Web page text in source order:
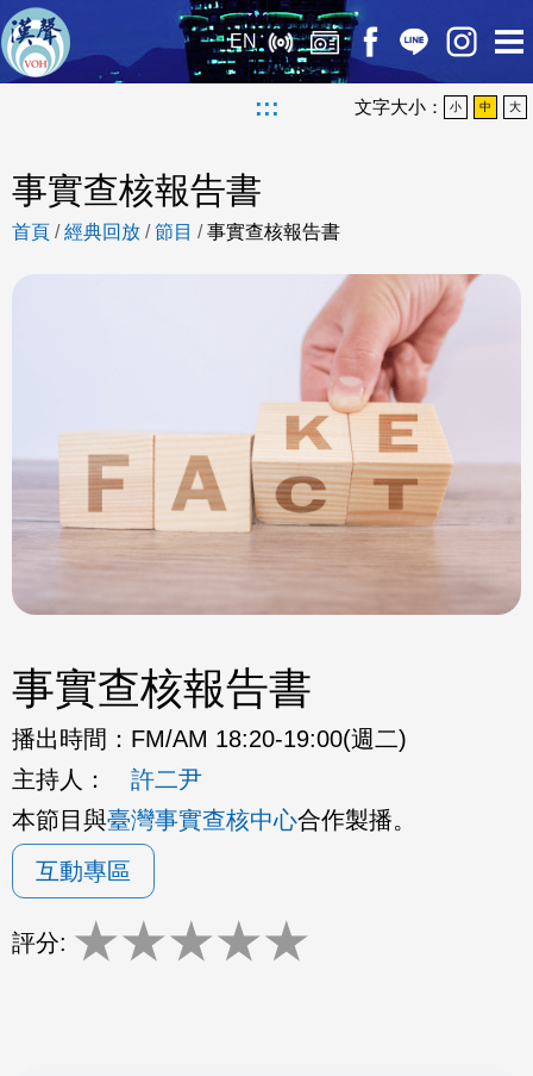
EN
::: 文字大小： 小 中 大
事實查核報告書
首頁 /經典回放 /節目 /事實查核報告書
事實查核報告書
播出時間： FM/AM 18:20-19:00(週二)
主持人：
許二尹
本節目與臺灣事實查核中心合作製播。
互動專區
評分: ★★★★★